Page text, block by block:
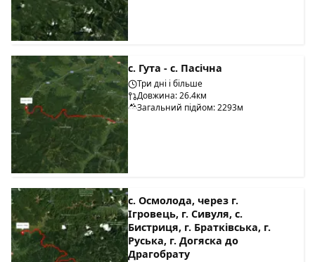
с. Гута - с. Пасічна
Три дні і більше
Довжина: 26.4км
Загальний підйом: 2293м
с. Осмолода, через г.
Ігровець, г. Сивуля, с.
Бистриця, г. Братківська, г.
Руська, г. Догяска до
Драгобрату